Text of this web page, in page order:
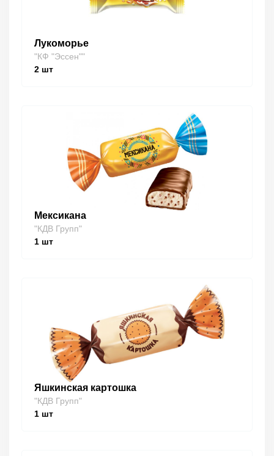
Лукоморье
"КФ "Эссен""
2 шт
Мексикана
"КДВ Групп"
1 шт
Яшкинская картошка
"КДВ Групп"
1 шт